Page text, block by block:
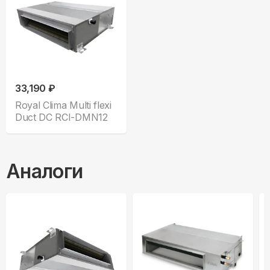
33,190 ₽
Royal Clima Multi flexi
Duct DC RCI-DMN12
Аналоги